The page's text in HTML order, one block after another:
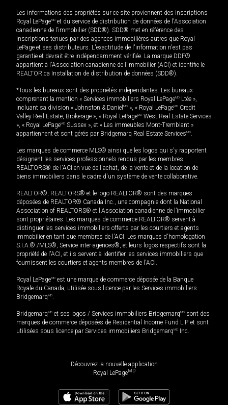
Les informations des propriétés sur ce site proviennent des inscriptions
Royal LePageMD et du service de distribution de données de l'Association
canadienne de l’immobilier (SDD®). SDD® met en référence des
inscriptions tenues par des agences immobilières autres que Royal
LePage et ses distributeurs. L'exactitude de l'information n'est pas
garantie et devrait être indépendamment vérifiée. La marque DDF®
appartient à l'Association canadienne de l’immobilier (ACI) et identifie le
REALTOR.ca Installation de distribution de données (SDD®).
*Tous les bureaux sont des propriétés indépendantes. Les bureaux
comprenant la mention « Services immobiliers Royal LePageMD Ltée »,
incluant sa division « Johnston & Daniel MD », « Royal LePageMD Credit
Valley Real Estate, Brokerage », « Royal LePageMD West Real Estate Services
», « Royal LePageMD Sussex », et « Les immeubles Mont-Tremblant »
appartiennent et sont gérés par Bridgemarq Real Estate ServicesMD
Les marques de commerce MLS® ainsi que les logos qui s'y rapportent
désignent les services professionnels rendus par les membres
REALTORS® de l'ACI en vue de l'achat, de la vente et de la location de
biens immobiliers dans le cadre d'un système de vente collaborative.
REALTOR®, REALTORS® et le logo REALTOR® sont des marques
déposées de REALTOR® Canada Inc., une compagnie dont la National
Association of REALTORS® et l'Association canadienne de l’immobilier
sont propriétaires. Les marques de commerce REALTOR® servent à
distinguer les services immobiliers offerts par les courtiers et agents
immobilier en tant que membres de l'ACI. Les marques d'homologation
S.I.A.® /MLS®, Service inter-agences®, et leurs logos respectifs sont la
propriété de l'ACI, et ils servent à identifier les services immobiliers que
fournissent les courtiers et agents membres de l'ACI.
Royal LePageMD est une marque de commerce déposée de la Banque
Royale du Canada, utilisée sous licence par les Services immobiliers
BridgemarqMD
BridgemarqMD et ses logos / Services immobiliers BridgemarqMD sont des
marques de commerce déposées de Residential Income Fund L.P. et sont
utilisées sous licence par Services immobiliers BridgemarqMD Inc.
Découvrez la nouvelle application
Royal LePageMD